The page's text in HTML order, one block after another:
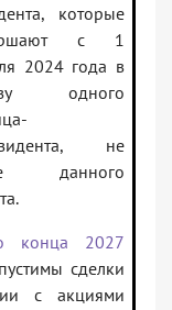
которые
с 1
2024 года в
одного
не
данного
конца 2027
сделки
с акциями